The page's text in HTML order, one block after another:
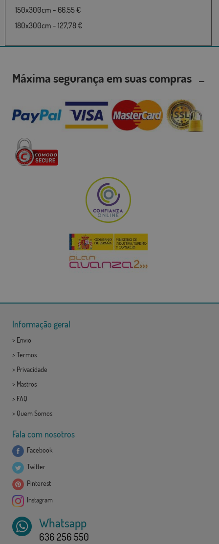
150x300cm - 66,55 €
180x300cm - 127,78 €
Máxima segurança em suas compras
Informação geral
> Envio
> Termos
> Privacidade
> Mastros
> FAQ
> Quem Somos
Fala com nosotros
Facebook
Twitter
Pinterest
Instagram
Whatsapp
636 256 550